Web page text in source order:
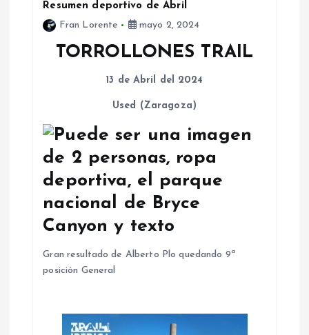
Resumen deportivo de Abril
Fran Lorente
mayo 2, 2024
TORROLLONES TRAIL
13 de Abril del 2024
Used (Zaragoza)
Gran resultado de Alberto Plo quedando 9ª
posición General